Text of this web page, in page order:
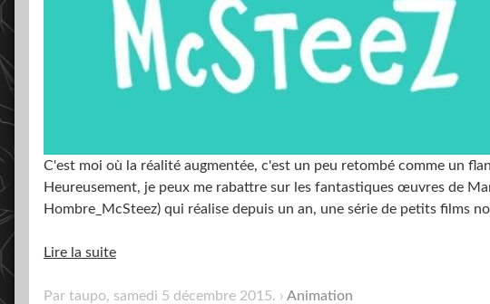
C'est moi où la réalité augmentée, c'est un peu retombé comme un
Heureusement, je peux me rabattre sur les fantastiques œuvres de
Hombre_McSteez) qui réalise depuis un an, une série de petits films
Lire la suite
Par taupo, samedi 5 décembre 2015. Animation